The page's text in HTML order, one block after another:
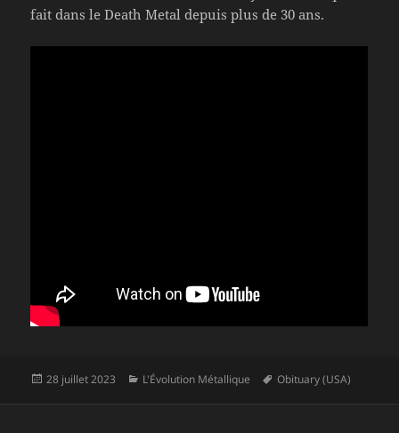
fait dans le Death Metal depuis plus de 30 ans.
Publié
28 juillet 2023 Catégories
L'Évolution Métallique
Mots-
Obituary (USA)